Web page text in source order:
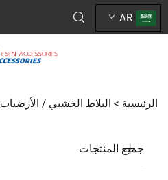
AR
الرئيسية > البلاط الخشبي / الأرضيات
جميع المنتجات